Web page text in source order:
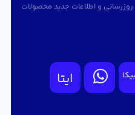
و اطلاعات جدید محصولات
ایتا